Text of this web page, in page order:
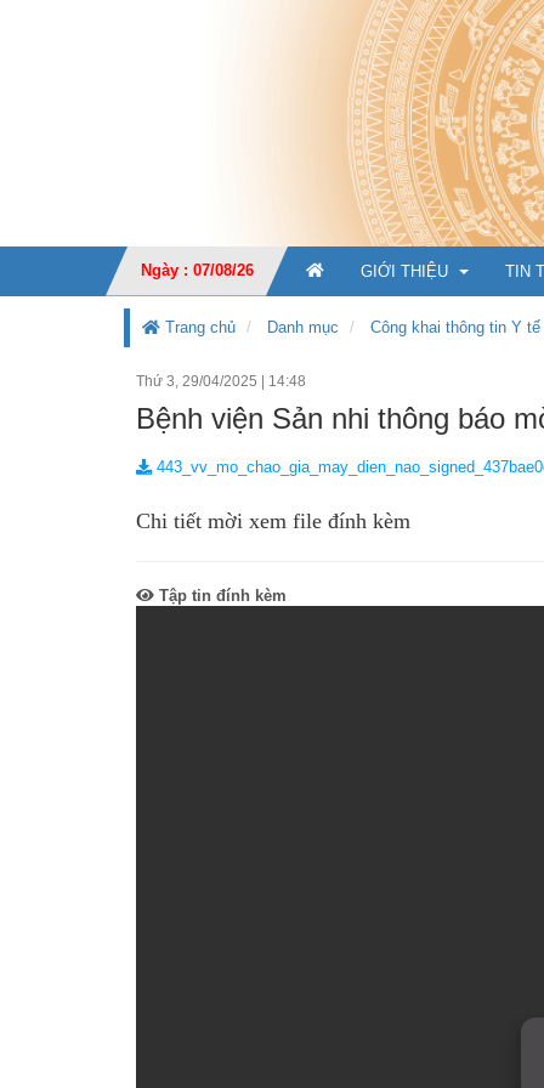
Ngày : 07/08/26 GIỚI THIỆU
CHỨC NĂNG, NHIỆM
TỔ CHỨC BỘ MÁY
Ban
KẾ HOẠCH PHÁT TRIỂN
TIN
Trang chủ Danh mục Công khai thông tin Y tế
Thứ 3, 29/04/2025 | 14:48
Bệnh viện Sản nhi thông báo
Chi tiết mời xem file đính kèm
Tập tin đính kèm